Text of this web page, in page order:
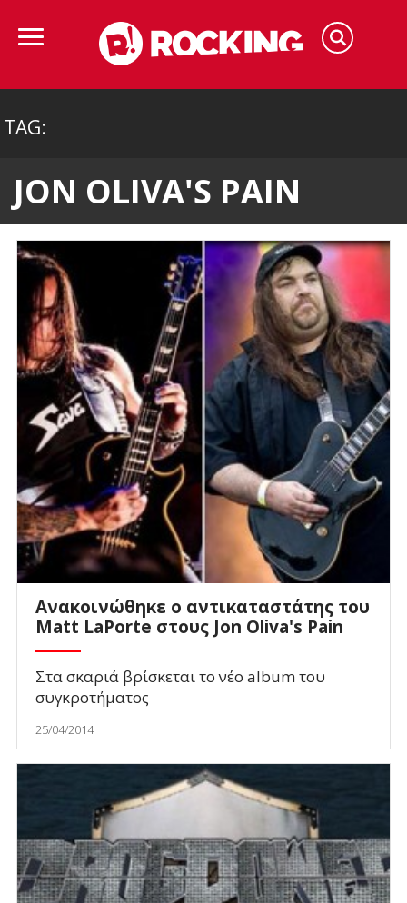
TAG:
JON OLIVA'S PAIN
Ανακοινώθηκε ο αντικαταστάτης του
Matt LaPorte στους Jon Oliva's Pain
Στα σκαριά βρίσκεται το νέο album του
συγκροτήματος
25/04/2014